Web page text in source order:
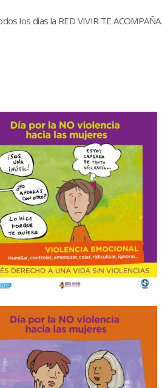
los días la RED VIVIR TE ACOMPAÑA.